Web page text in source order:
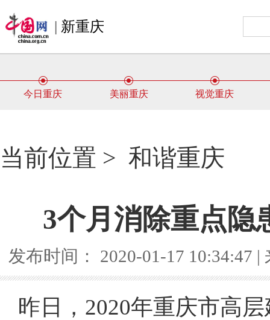
| 新重庆
今日重庆 美丽重庆 视觉重庆
当前位置 > 和谐重庆
3个月消除重点隐
发布时间： 2020-01-17 10:34:47
昨日，2020年重庆市高